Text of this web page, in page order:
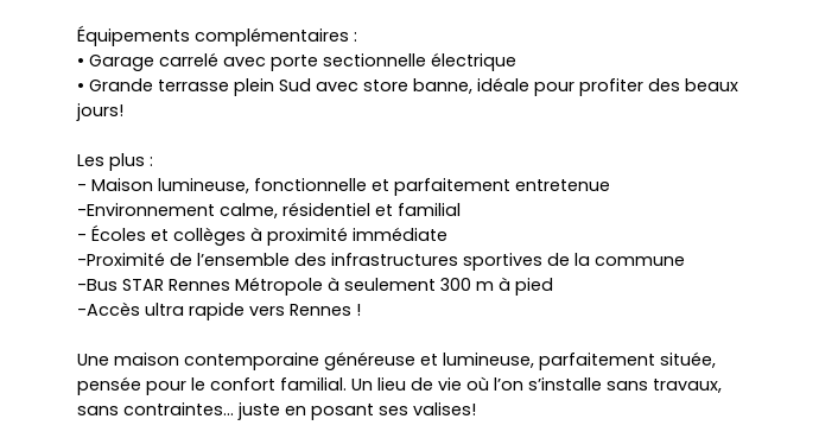
Équipements complémentaires :
• Garage carrelé avec porte sectionnelle électrique
• Grande terrasse plein Sud avec store banne, idéale pour profiter des beaux
jours!
Les plus :
- Maison lumineuse, fonctionnelle et parfaitement entretenue
-Environnement calme, résidentiel et familial
- Écoles et collèges à proximité immédiate
-Proximité de l’ensemble des infrastructures sportives de la commune
-Bus STAR Rennes Métropole à seulement 300 m à pied
-Accès ultra rapide vers Rennes !
Une maison contemporaine généreuse et lumineuse, parfaitement située,
pensée pour le confort familial. Un lieu de vie où l’on s’installe sans travaux,
sans contraintes… juste en posant ses valises!